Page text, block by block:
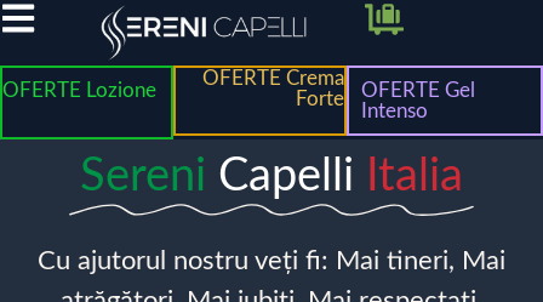
OFERTE Lozione
OFERTE Crema
Forte
OFERTE Gel
Intenso
Sereni Capelli Italia
Cu ajutorul nostru veți fi: Mai tineri, Mai